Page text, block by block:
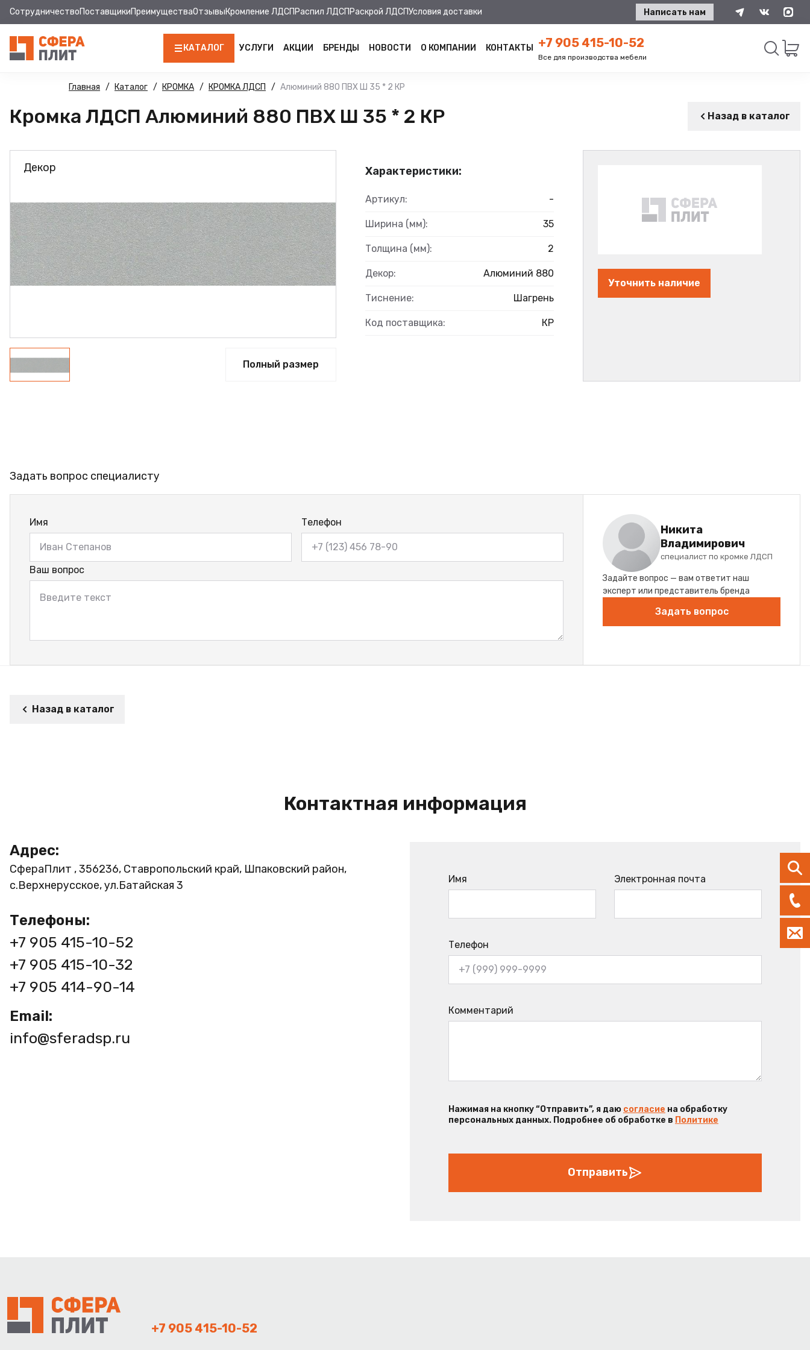
СотрудничествоПоставщикиПреимуществаОтзывыКромление ЛДСП Распил ЛДСП Раскрой ЛДСПУсловия доставки Написать нам
КАТАЛОГ
ЛДСП
КРОМКА
ХДФ
ДВПО
ФАНЕРА
УСЛУГИ АКЦИИ БРЕНДЫ НОВОСТИ О КОМПАНИИ КОНТАКТЫ +7 905 415-10-52
Все для производства мебели
Главная Каталог КРОМКА КРОМКА ЛДСП Алюминий 880 ПВХ Ш 35 * 2 КР
Кромка ЛДСП Алюминий 880 ПВХ Ш 35 * 2 КР Назад в каталог
Декор
Полный размер
Характеристики:
Артикул: -
Ширина (мм): 35
Толщина (мм): 2
Декор: Алюминий 880
Тиснение: Шагрень
Код поставщика: КР
Уточнить наличие
Задать вопрос специалисту
Имя Телефон
Ваш вопрос
Никита
Владимирович
специалист по кромке ЛДСП
Задайте вопрос — вам ответит наш
эксперт или представитель бренда
Задать вопрос
Назад в каталог
Контактная информация
Адрес:
СфераПлит , 356236, Ставропольский край, Шпаковский район,
с.Верхнерусское, ул.Батайская 3
Телефоны:
+7 905 415-10-52
+7 905 415-10-32
+7 905 414-90-14
Email:
info@sferadsp.ru
Имя Электронная почта
Телефон
Комментарий
Нажимая на кнопку “Отправить”, я даю согласие на обработку
персональных данных. Подробнее об обработке в Политике
Отправить
+7 905 415-10-52